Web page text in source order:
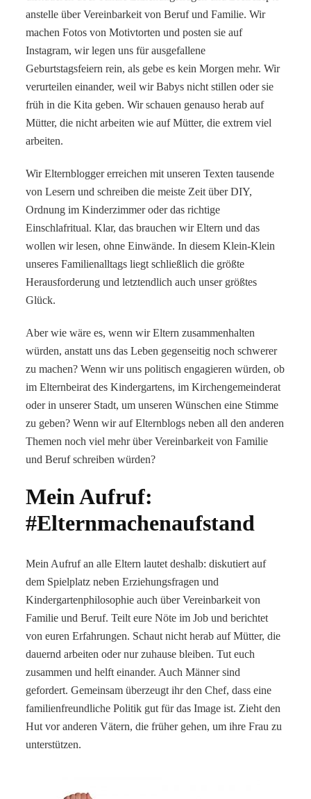
anstelle über Vereinbarkeit von Beruf und Familie. Wir
machen Fotos von Motivtorten und posten sie auf
Instagram, wir legen uns für ausgefallene
Geburtstagsfeiern rein, als gebe es kein Morgen mehr. Wir
verurteilen einander, weil wir Babys nicht stillen oder sie
früh in die Kita geben. Wir schauen genauso herab auf
Mütter, die nicht arbeiten wie auf Mütter, die extrem viel
arbeiten.
Wir Elternblogger erreichen mit unseren Texten tausende
von Lesern und schreiben die meiste Zeit über DIY,
Ordnung im Kinderzimmer oder das richtige
Einschlafritual. Klar, das brauchen wir Eltern und das
wollen wir lesen, ohne Einwände. In diesem Klein-Klein
unseres Familienalltags liegt schließlich die größte
Herausforderung und letztendlich auch unser größtes
Glück.
Aber wie wäre es, wenn wir Eltern zusammenhalten
würden, anstatt uns das Leben gegenseitig noch schwerer
zu machen? Wenn wir uns politisch engagieren würden, ob
im Elternbeirat des Kindergartens, im Kirchengemeinderat
oder in unserer Stadt, um unseren Wünschen eine Stimme
zu geben? Wenn wir auf Elternblogs neben all den anderen
Themen noch viel mehr über Vereinbarkeit von Familie
und Beruf schreiben würden?
Mein Aufruf:
#Elternmachenaufstand
Mein Aufruf an alle Eltern lautet deshalb: diskutiert auf
dem Spielplatz neben Erziehungsfragen und
Kindergartenphilosophie auch über Vereinbarkeit von
Familie und Beruf. Teilt eure Nöte im Job und berichtet
von euren Erfahrungen. Schaut nicht herab auf Mütter, die
dauernd arbeiten oder nur zuhause bleiben. Tut euch
zusammen und helft einander. Auch Männer sind
gefordert. Gemeinsam überzeugt ihr den Chef, dass eine
familienfreundliche Politik gut für das Image ist. Zieht den
Hut vor anderen Vätern, die früher gehen, um ihre Frau zu
unterstützen.